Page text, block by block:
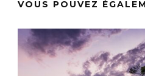
VOUS POUVEZ